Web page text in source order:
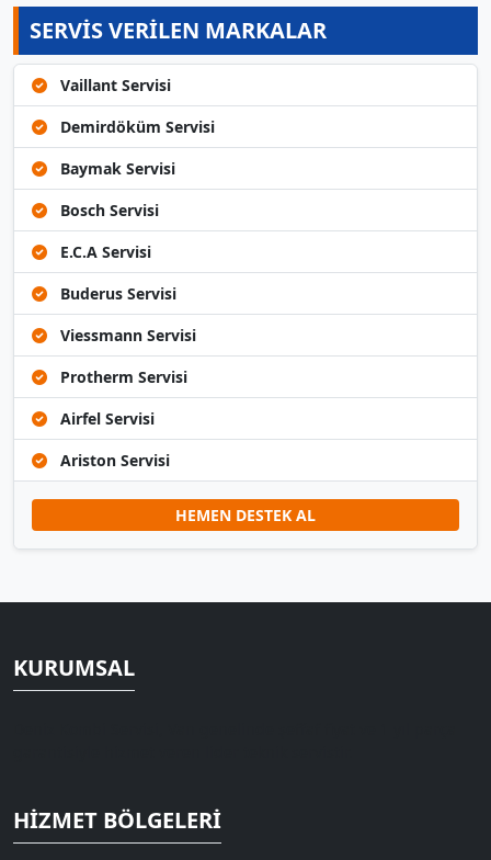
SERVİS VERİLEN MARKALAR
Vaillant Servisi
Demirdöküm Servisi
Baymak Servisi
Bosch Servisi
E.C.A Servisi
Buderus Servisi
Viessmann Servisi
Protherm Servisi
Airfel Servisi
Ariston Servisi
HEMEN DESTEK AL
KURUMSAL
HIZMET BÖLGELERI